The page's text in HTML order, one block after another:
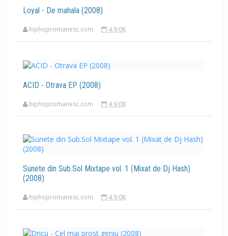
Loyal - De mahala (2008)
hiphopromanesc.com 4.9.08
ACID - Otrava EP (2008)
hiphopromanesc.com 4.9.08
Sunete din Sub.Sol Mixtape vol. 1 (Mixat de Dj Hash)
(2008)
hiphopromanesc.com 4.9.08